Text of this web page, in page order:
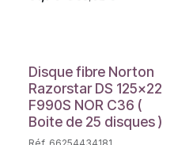
Disque fibre Norton
Razorstar DS 125x22
F990S NOR C36 (
Boite de 25 disques )